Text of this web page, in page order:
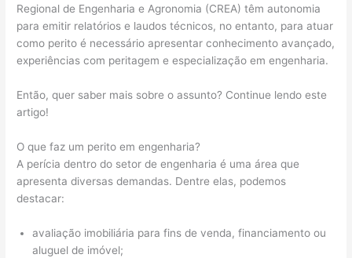
Regional de Engenharia e Agronomia (CREA) têm autonomia
para emitir relatórios e laudos técnicos, no entanto, para atuar
como perito é necessário apresentar conhecimento avançado,
experiências com peritagem e especialização em engenharia.
Então, quer saber mais sobre o assunto? Continue lendo este
artigo!
O que faz um perito em engenharia?
A perícia dentro do setor de engenharia é uma área que
apresenta diversas demandas. Dentre elas, podemos
destacar:
avaliação imobiliária para fins de venda, financiamento ou
aluguel de imóvel;